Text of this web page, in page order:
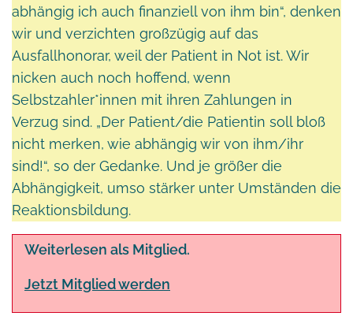
abhängig ich auch finanziell von ihm bin“, denken
wir und verzichten großzügig auf das
Ausfallhonorar, weil der Patient in Not ist. Wir
nicken auch noch hoffend, wenn
Selbstzahler*innen mit ihren Zahlungen in
Verzug sind. „Der Patient/die Patientin soll bloß
nicht merken, wie abhängig wir von ihm/ihr
sind!“, so der Gedanke. Und je größer die
Abhängigkeit, umso stärker unter Umständen die
Reaktionsbildung.
Weiterlesen als Mitglied.
Jetzt Mitglied werden